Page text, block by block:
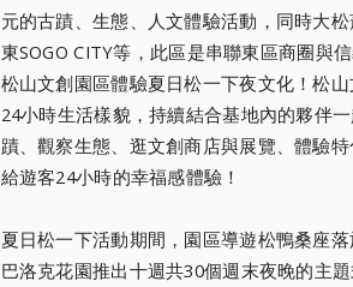
元的古蹟、生態、人文體驗活動，同時大
東SOGO CITY等，此區是串聯東區商圈與
松山文創園區體驗夏日松一下夜文化！松
24小時生活樣貌，持續結合基地內的夥伴
蹟、觀察生態、逛文創商店與展覽、體驗
給遊客24小時的幸福感體驗！
夏日松一下活動期間，園區導遊松鴨桑座
巴洛克花園推出十週共30個週末夜晚的主